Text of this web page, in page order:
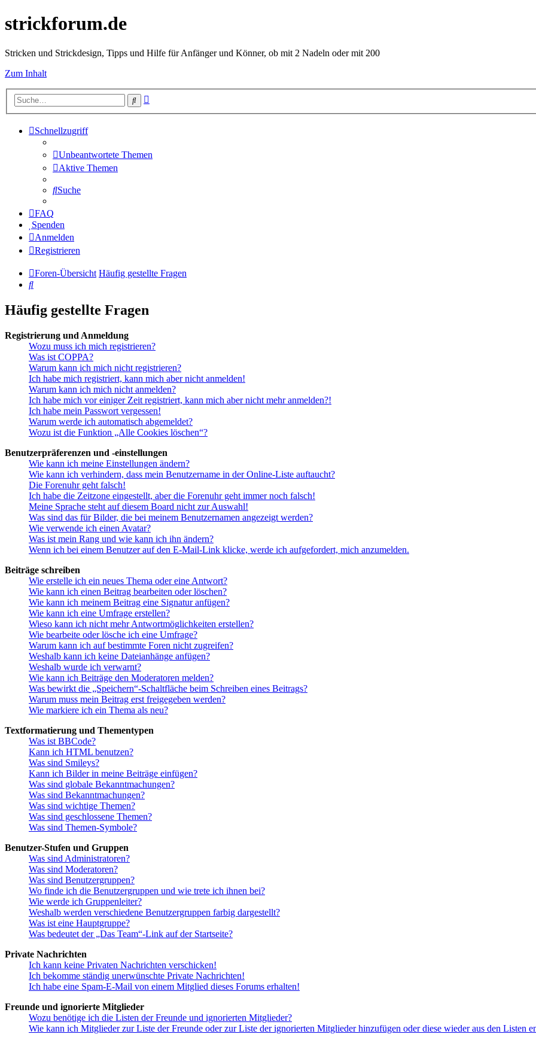
strickforum.de
Stricken und Strickdesign, Tipps und Hilfe für Anfänger und Könner, ob mit 2 Nadeln oder mit 200
Zum Inhalt
Suche
Schnellzugriff
Unbeantwortete Themen
Aktive Themen
Suche
FAQ
Spenden
Anmelden
Registrieren
Foren-Übersicht Häufig gestellte Fragen
Suche
Häufig gestellte Fragen
Registrierung und Anmeldung
Wozu muss ich mich registrieren?
Was ist COPPA?
Warum kann ich mich nicht registrieren?
Ich habe mich registriert, kann mich aber nicht anmelden!
Warum kann ich mich nicht anmelden?
Ich habe mich vor einiger Zeit registriert, kann mich aber nicht mehr anmelden?!
Ich habe mein Passwort vergessen!
Warum werde ich automatisch abgemeldet?
Wozu ist die Funktion „Alle Cookies löschen“?
Benutzerpräferenzen und -einstellungen
Wie kann ich meine Einstellungen ändern?
Wie kann ich verhindern, dass mein Benutzername in der Online-Liste auftaucht?
Die Forenuhr geht falsch!
Ich habe die Zeitzone eingestellt, aber die Forenuhr geht immer noch falsch!
Meine Sprache steht auf diesem Board nicht zur Auswahl!
Was sind das für Bilder, die bei meinem Benutzernamen angezeigt werden?
Wie verwende ich einen Avatar?
Was ist mein Rang und wie kann ich ihn ändern?
Wenn ich bei einem Benutzer auf den E-Mail-Link klicke, werde ich aufgefordert, mich anzumelden.
Beiträge schreiben
Wie erstelle ich ein neues Thema oder eine Antwort?
Wie kann ich einen Beitrag bearbeiten oder löschen?
Wie kann ich meinem Beitrag eine Signatur anfügen?
Wie kann ich eine Umfrage erstellen?
Wieso kann ich nicht mehr Antwortmöglichkeiten erstellen?
Wie bearbeite oder lösche ich eine Umfrage?
Warum kann ich auf bestimmte Foren nicht zugreifen?
Weshalb kann ich keine Dateianhänge anfügen?
Weshalb wurde ich verwarnt?
Wie kann ich Beiträge den Moderatoren melden?
Was bewirkt die „Speichern“-Schaltfläche beim Schreiben eines Beitrags?
Warum muss mein Beitrag erst freigegeben werden?
Wie markiere ich ein Thema als neu?
Textformatierung und Thementypen
Was ist BBCode?
Kann ich HTML benutzen?
Was sind Smileys?
Kann ich Bilder in meine Beiträge einfügen?
Was sind globale Bekanntmachungen?
Was sind Bekanntmachungen?
Was sind wichtige Themen?
Was sind geschlossene Themen?
Was sind Themen-Symbole?
Benutzer-Stufen und Gruppen
Was sind Administratoren?
Was sind Moderatoren?
Was sind Benutzergruppen?
Wo finde ich die Benutzergruppen und wie trete ich ihnen bei?
Wie werde ich Gruppenleiter?
Weshalb werden verschiedene Benutzergruppen farbig dargestellt?
Was ist eine Hauptgruppe?
Was bedeutet der „Das Team“-Link auf der Startseite?
Private Nachrichten
Ich kann keine Privaten Nachrichten verschicken!
Ich bekomme ständig unerwünschte Private Nachrichten!
Ich habe eine Spam-E-Mail von einem Mitglied dieses Forums erhalten!
Freunde und ignorierte Mitglieder
Wozu benötige ich die Listen der Freunde und ignorierten Mitglieder?
Wie kann ich Mitglieder zur Liste der Freunde oder zur Liste der ignorierten Mitglieder hinzufügen oder diese wieder aus den Listen